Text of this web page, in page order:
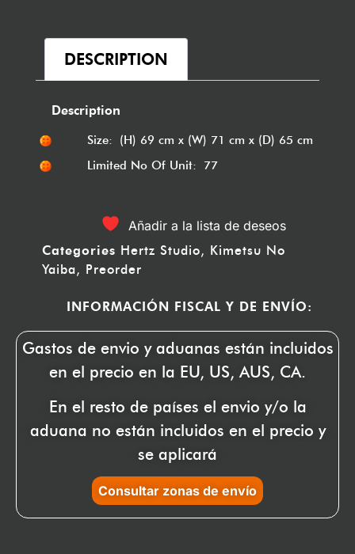
DESCRIPTION
Description
Size: (H) 69 cm x (W) 71 cm x (D) 65 cm
Limited No Of Unit: 77
Añadir a la lista de deseos
Categories Hertz Studio, Kimetsu No
Yaiba, Preorder
INFORMACIÓN FISCAL Y DE ENVÍO:
Gastos de envio y aduanas están incluidos
en el precio en la EU, US, AUS, CA.
En el resto de países el envio y/o la
aduana no están incluidos en el precio y
se aplicará
Consultar zonas de envío